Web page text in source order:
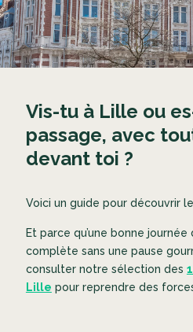
Vis-tu à Lille ou
passage, avec
devant toi ?
Voici un guide pour découvrir
Et parce qu’une bonne
complète sans une pause
consulter notre sélection des
Lille pour reprendre des